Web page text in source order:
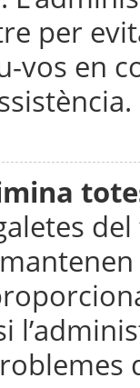
per
vos en